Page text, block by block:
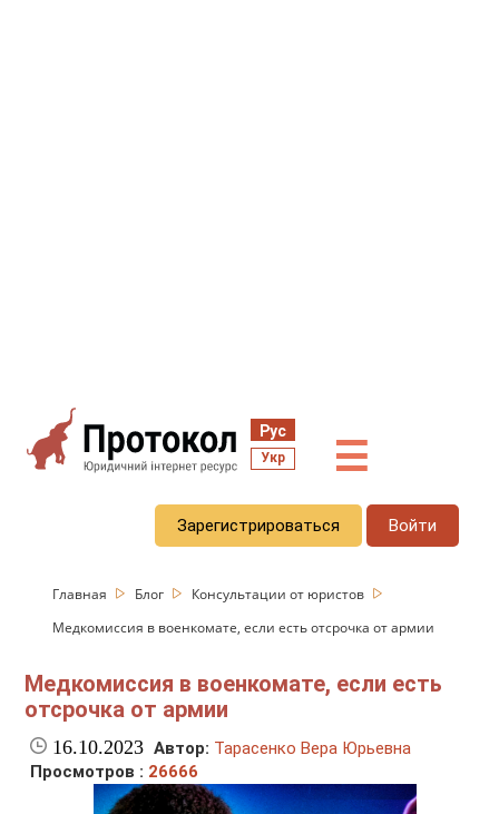
Рус
Укр ☰
Зарегистрироваться Войти
Главная Блог
Консультации от юристов
Медкомиссия в военкомате, если есть отсрочка от армии
Медкомиссия в военкомате, если есть
отсрочка от армии
16.10.2023 Автор: Тарасенко Вера Юрьевна
Просмотров : 26666